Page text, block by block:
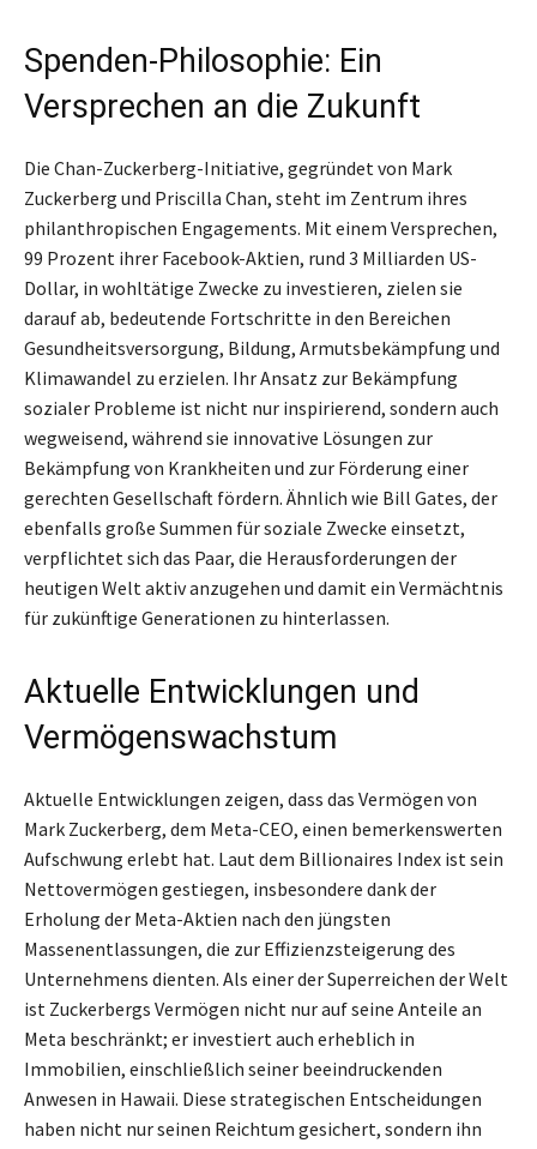
Spenden-Philosophie: Ein
Versprechen an die Zukunft
Die Chan-Zuckerberg-Initiative, gegründet von Mark
Zuckerberg und Priscilla Chan, steht im Zentrum ihres
philanthropischen Engagements. Mit einem Versprechen,
99 Prozent ihrer Facebook-Aktien, rund 3 Milliarden US-
Dollar, in wohltätige Zwecke zu investieren, zielen sie
darauf ab, bedeutende Fortschritte in den Bereichen
Gesundheitsversorgung, Bildung, Armutsbekämpfung und
Klimawandel zu erzielen. Ihr Ansatz zur Bekämpfung
sozialer Probleme ist nicht nur inspirierend, sondern auch
wegweisend, während sie innovative Lösungen zur
Bekämpfung von Krankheiten und zur Förderung einer
gerechten Gesellschaft fördern. Ähnlich wie Bill Gates, der
ebenfalls große Summen für soziale Zwecke einsetzt,
verpflichtet sich das Paar, die Herausforderungen der
heutigen Welt aktiv anzugehen und damit ein Vermächtnis
für zukünftige Generationen zu hinterlassen.
Aktuelle Entwicklungen und
Vermögenswachstum
Aktuelle Entwicklungen zeigen, dass das Vermögen von
Mark Zuckerberg, dem Meta-CEO, einen bemerkenswerten
Aufschwung erlebt hat. Laut dem Billionaires Index ist sein
Nettovermögen gestiegen, insbesondere dank der
Erholung der Meta-Aktien nach den jüngsten
Massenentlassungen, die zur Effizienzsteigerung des
Unternehmens dienten. Als einer der Superreichen der Welt
ist Zuckerbergs Vermögen nicht nur auf seine Anteile an
Meta beschränkt; er investiert auch erheblich in
Immobilien, einschließlich seiner beeindruckenden
Anwesen in Hawaii. Diese strategischen Entscheidungen
haben nicht nur seinen Reichtum gesichert, sondern ihn